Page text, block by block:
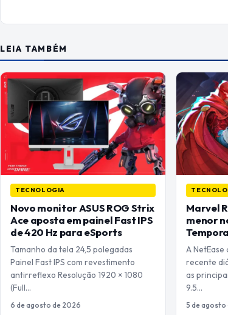
LEIA TAMBÉM
TECNOLOGIA
Novo monitor ASUS ROG Strix
Ace aposta em painel Fast IPS
de 420 Hz para eSports
Tamanho da tela 24,5 polegadas
Painel Fast IPS com revestimento
antirreflexo Resolução 1920 × 1080
(Full…
6 de agosto de 2026
Marvel
menor
A NetEase
recente
as
9.5…
5 de agosto